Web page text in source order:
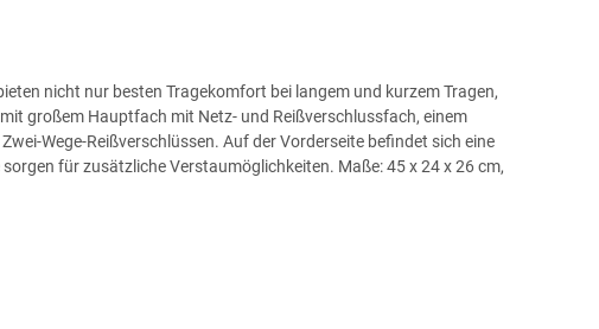
nicht nur besten Tragekomfort bei langem und kurzem Tragen,
großem Hauptfach mit Netz- und Reißverschlussfach, einem
Wege-Reißverschlüssen. Auf der Vorderseite befindet sich eine
für zusätzliche Verstaumöglichkeiten. Maße: 45 x 24 x 26 cm,